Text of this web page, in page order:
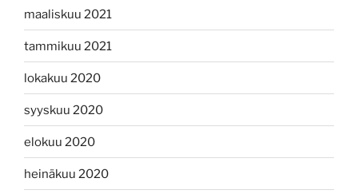
maaliskuu 2021
tammikuu 2021
lokakuu 2020
syyskuu 2020
elokuu 2020
heinäkuu 2020